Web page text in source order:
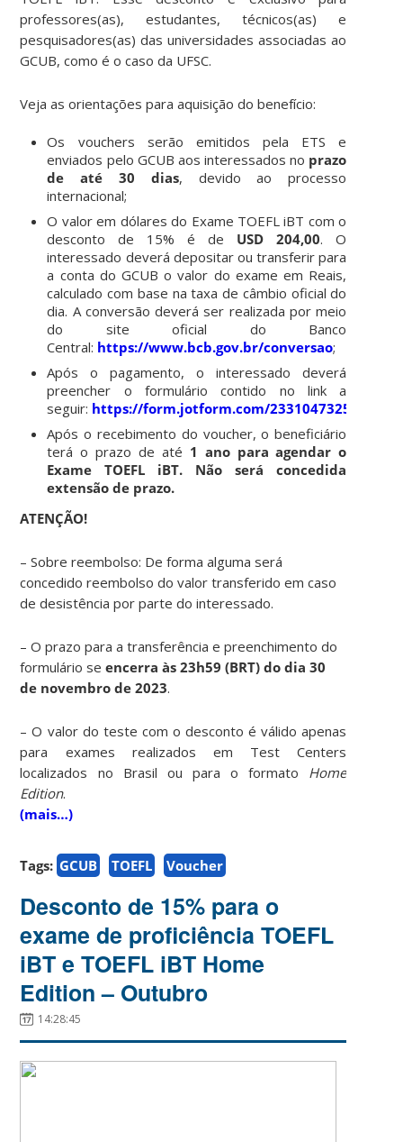
professores(as), estudantes, técnicos(as) e
pesquisadores(as) das universidades associadas ao
GCUB, como é o caso da UFSC.
Veja as orientações para aquisição do benefício:
Os vouchers serão emitidos pela ETS e
enviados pelo GCUB aos interessados no prazo
de até 30 dias, devido ao processo
internacional;
O valor em dólares do Exame TOEFL iBT com o
desconto de 15% é de USD 204,00. O
interessado deverá depositar ou transferir para
a conta do GCUB o valor do exame em Reais,
calculado com base na taxa de câmbio oficial do
dia. A conversão deverá ser realizada por meio
do site oficial do Banco
Central: https://www.bcb.gov.br/conversao;
Após o pagamento, o interessado deverá
preencher o formulário contido no link a
seguir: https://form.jotform.com/233104732551649
Após o recebimento do voucher, o beneficiário
terá o prazo de até 1 ano para agendar o
Exame TOEFL iBT. Não será concedida
extensão de prazo.
ATENÇÃO!
– Sobre reembolso: De forma alguma será
concedido reembolso do valor transferido em caso
de desistência por parte do interessado.
– O prazo para a transferência e preenchimento do
formulário seencerra às 23h59 (BRT) do dia 30
de novembro de 2023.
– O valor do teste com o desconto é válido apenas
para exames realizados em Test Centers
localizados no Brasil ou para o formato Home
Edition.
(mais…)
Tags: GCUB TOEFL Voucher
Desconto de 15% para o
exame de proficiência TOEFL
iBT e TOEFL iBT Home
Edition – Outubro
14:28:45